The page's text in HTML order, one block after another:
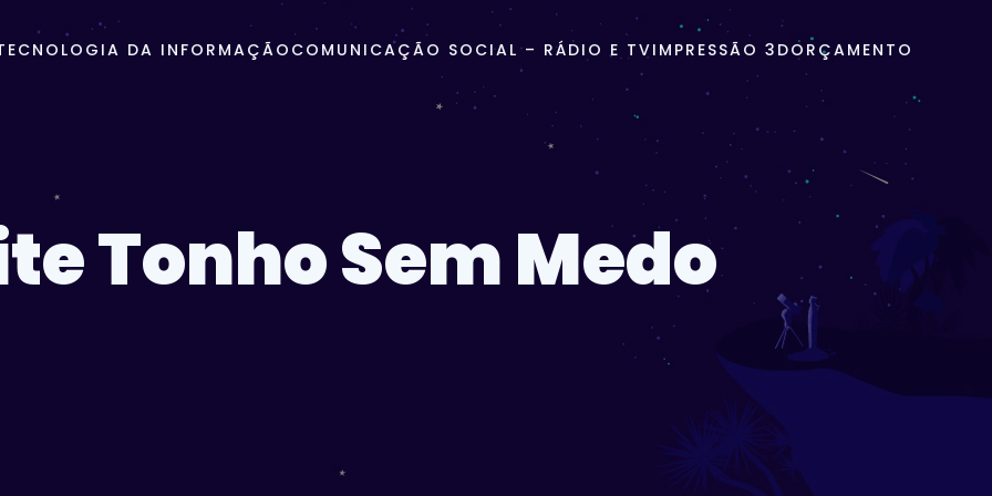
DA INFORMAÇÃO COMUNICAÇÃO SOCIAL – RÁDIO E TVIMPRESSÃO 3DORÇAMENTO
Tonho Sem Medo